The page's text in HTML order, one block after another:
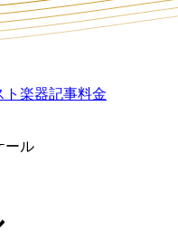
ト 楽器記事料金
ール